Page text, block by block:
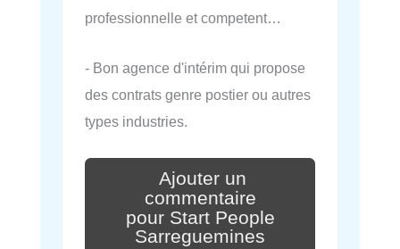
professionnelle et competent…
- Bon agence d'intérim qui propose
des contrats genre postier ou autres
types industries.
Ajouter un
commentaire
pour Start People
Sarreguemines